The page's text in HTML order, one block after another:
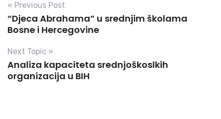
« Previous Post
“Djeca Abrahama” u srednjim školama
Bosne i Hercegovine
Next Topic »
Analiza kapaciteta srednjoškoslkih
organizacija u BIH